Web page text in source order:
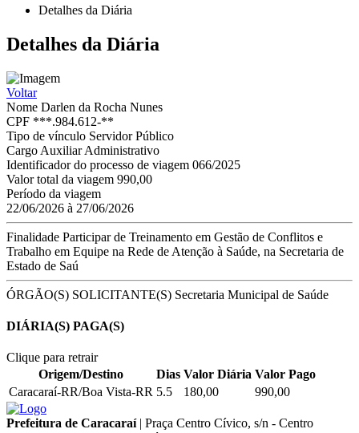
Detalhes da Diária
Detalhes da Diária
Voltar
Nome Darlen da Rocha Nunes
CPF ***.984.612-**
Tipo de vínculo Servidor Público
Cargo Auxiliar Administrativo
Identificador do processo de viagem 066/2025
Valor total da viagem 990,00
Período da viagem
22/06/2026 à 27/06/2026
Finalidade Participar de Treinamento em Gestão de Conflitos e
Trabalho em Equipe na Rede de Atenção à Saúde, na Secretaria de
Estado de Saú
ÓRGÃO(S) SOLICITANTE(S) Secretaria Municipal de Saúde
DIÁRIA(S) PAGA(S)
Clique para retrair
Origem/Destino
Dias Valor Diária Valor Pago
Caracaraí-RR/Boa Vista-RR 5.5 180,00 990,00
Prefeitura de Caracaraí | Praça Centro Cívico, s/n - Centro